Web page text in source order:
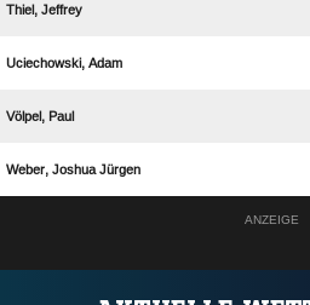
 
 
 
  
ANZEIGE